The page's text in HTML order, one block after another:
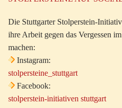
Die Stuttgarter Stolperstein-
ihre Arbeit gegen das Vergessen
machen:
Instagram:
stolpersteine_stuttgart
Facebook:
stolperstein-initiativen stuttgart